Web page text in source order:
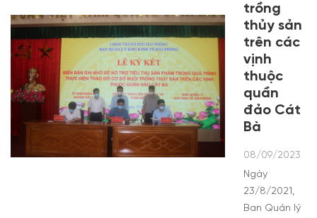
trồng
thủy sản
trên các
vịnh
thuộc
quần
đảo Cát
Bà
08/09/2023
Ngày
23/8/2021,
Ban Quản lý